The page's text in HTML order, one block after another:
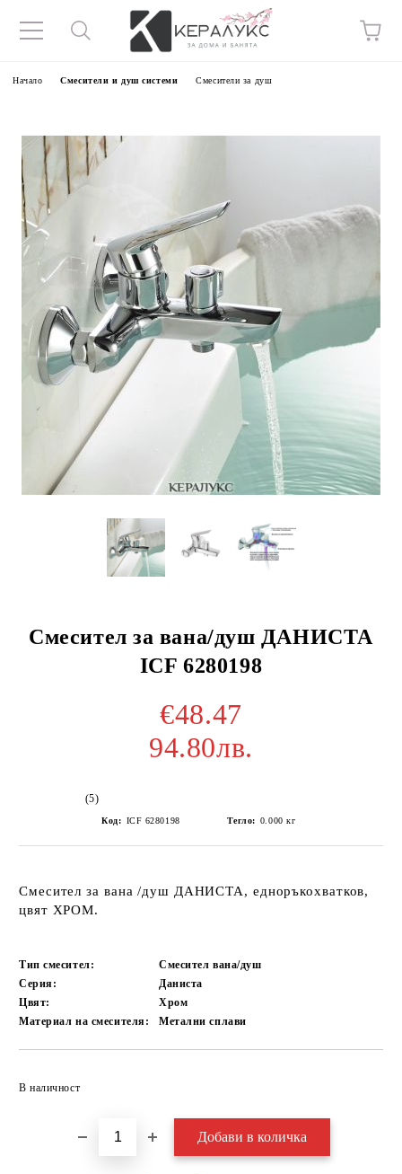
Начало Смесители и душ системи Смесители за душ
Смесител за вана/душ ДАНИСТА
ICF 6280198
€48.47
94.80лв.
(5)
Код: ICF 6280198 Тегло: 0.000 кг
Смесител за вана /душ ДАНИСТА, едноръкохватков,
цвят ХРОМ.
Тип смесител:
Смесител вана/душ
Серия:
Даниста
Цвят:
Хром
Материал на смесителя:
Метални сплави
В наличност